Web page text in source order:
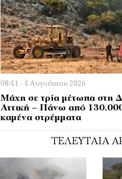
08:41 - 4 Αυγούστου 2026
Μάχη σε τρία μέτωπα στη
Αττική – Πάνω από
καμένα στρέμματα
ΤΕΛΕΥΤΑΊΑ